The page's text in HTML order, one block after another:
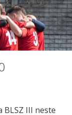
III neste